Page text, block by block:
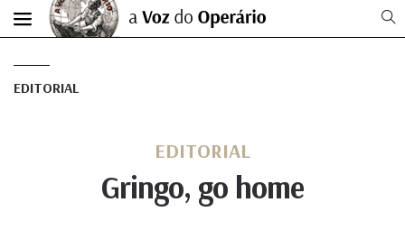
EDITORIAL
EDITORIAL
Gringo, go home